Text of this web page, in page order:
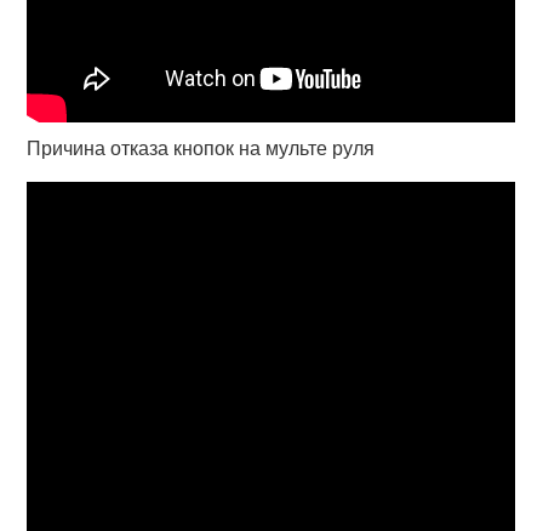
Причина отказа кнопок на мульте руля